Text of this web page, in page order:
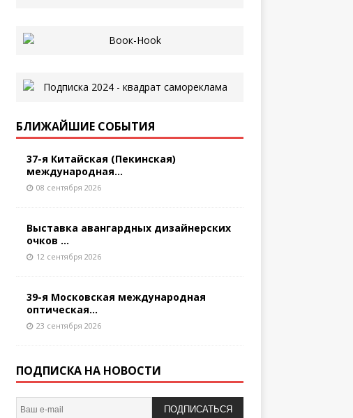
БЛИЖАЙШИЕ СОБЫТИЯ
37-я Китайская (Пекинская)
международная...
08 сентября 2026
Выставка авангардных дизайнерских
очков ...
12 сентября 2026
39-я Московская международная
оптическая...
23 сентября 2026
ПОДПИСКА НА НОВОСТИ
ПОДПИСАТЬСЯ